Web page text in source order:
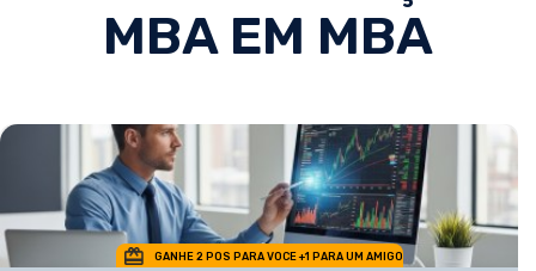
MBA EM MBA
GANHE 2 POS PARA VOCE +1 PARA UM AMIGO